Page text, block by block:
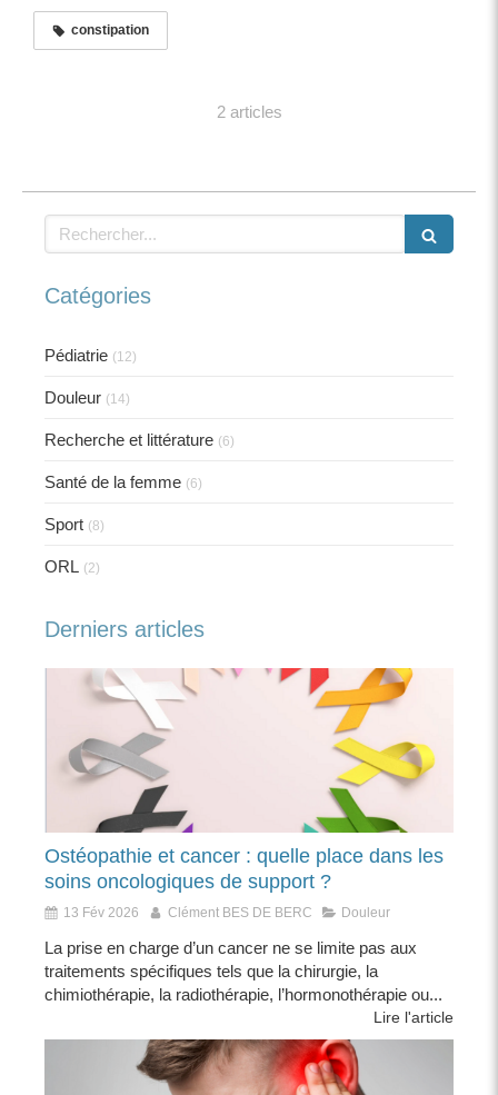
constipation
2 articles
Rechercher
Catégories
Pédiatrie (12)
Douleur (14)
Recherche et littérature (6)
Santé de la femme (6)
Sport (8)
ORL (2)
Derniers articles
Ostéopathie et cancer : quelle place dans les
soins oncologiques de support ?
13 Fév 2026 Clément BES DE BERC Douleur
La prise en charge d’un cancer ne se limite pas aux
traitements spécifiques tels que la chirurgie, la
chimiothérapie, la radiothérapie, l’hormonothérapie ou...
Lire l'article